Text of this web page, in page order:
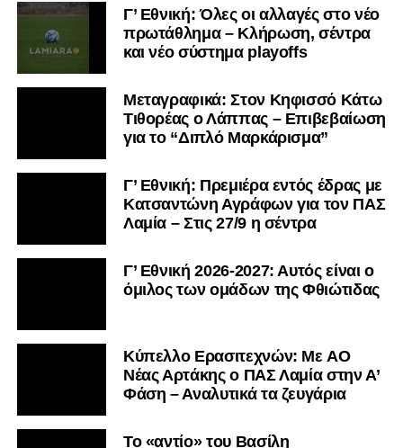
Γ’ Εθνική: Όλες οι αλλαγές στο νέο
πρωτάθλημα – Κλήρωση, σέντρα
και νέο σύστημα playoffs
Μεταγραφικά: Στον Κηφισσό Κάτω
Τιθορέας ο Λάππας – Επιβεβαίωση
για το “Διπλό Μαρκάρισμα”
Γ’ Εθνική: Πρεμιέρα εντός έδρας με
Κατσαντώνη Αγράφων για τον ΠΑΣ
Λαμία – Στις 27/9 η σέντρα
Γ’ Εθνική 2026-2027: Αυτός είναι ο
όμιλος των ομάδων της Φθιώτιδας
Kύπελλο Ερασιτεχνών: Με AO
Nέας Αρτάκης ο ΠΑΣ Λαμία στην Α’
Φάση – Αναλυτικά τα ζευγάρια
Το «αντίο» του Βασίλη